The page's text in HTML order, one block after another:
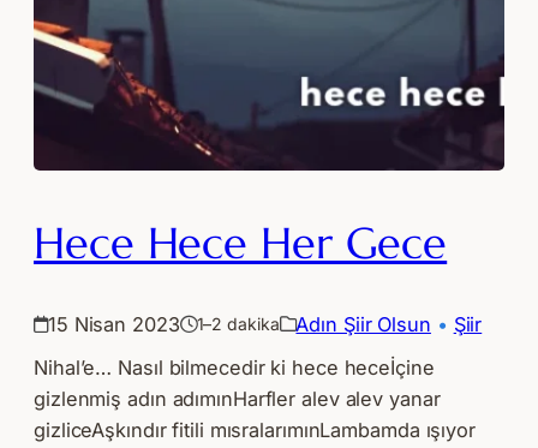
Hece Hece Her Gece
15 Nisan 2023 1–2 dakika Adın Şiir Olsun • Şiir
Nihal’e… Nasıl bilmecedir ki hece heceİçine
gizlenmiş adın adımınHarfler alev alev yanar
gizliceAşkındır fitili mısralarımınLambamda ışıyor